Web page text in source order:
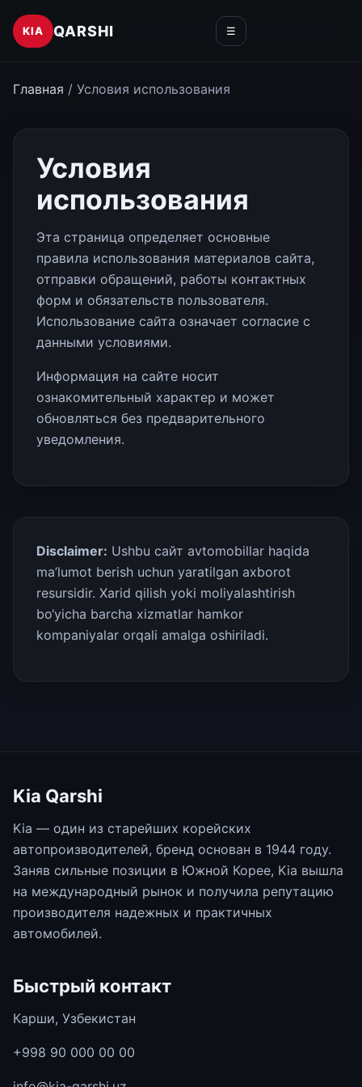
KIA QARSHI ☰
Главная / Условия использования
Условия
использования
Эта страница определяет основные
правила использования материалов сайта,
отправки обращений, работы контактных
форм и обязательств пользователя.
Использование сайта означает согласие с
данными условиями.
Информация на сайте носит
ознакомительный характер и может
обновляться без предварительного
уведомления.
Disclaimer: Ushbu сайт avtomobillar haqida
ma’lumot berish uchun yaratilgan axborot
resursidir. Xarid qilish yoki moliyalashtirish
bo‘yicha barcha xizmatlar hamkor
kompaniyalar orqali amalga oshiriladi.
Kia Qarshi
Kia — один из старейших корейских
автопроизводителей, бренд основан в 1944 году.
Заняв сильные позиции в Южной Корее, Kia вышла
на международный рынок и получила репутацию
производителя надежных и практичных
автомобилей.
Быстрый контакт
Карши, Узбекистан
+998 90 000 00 00